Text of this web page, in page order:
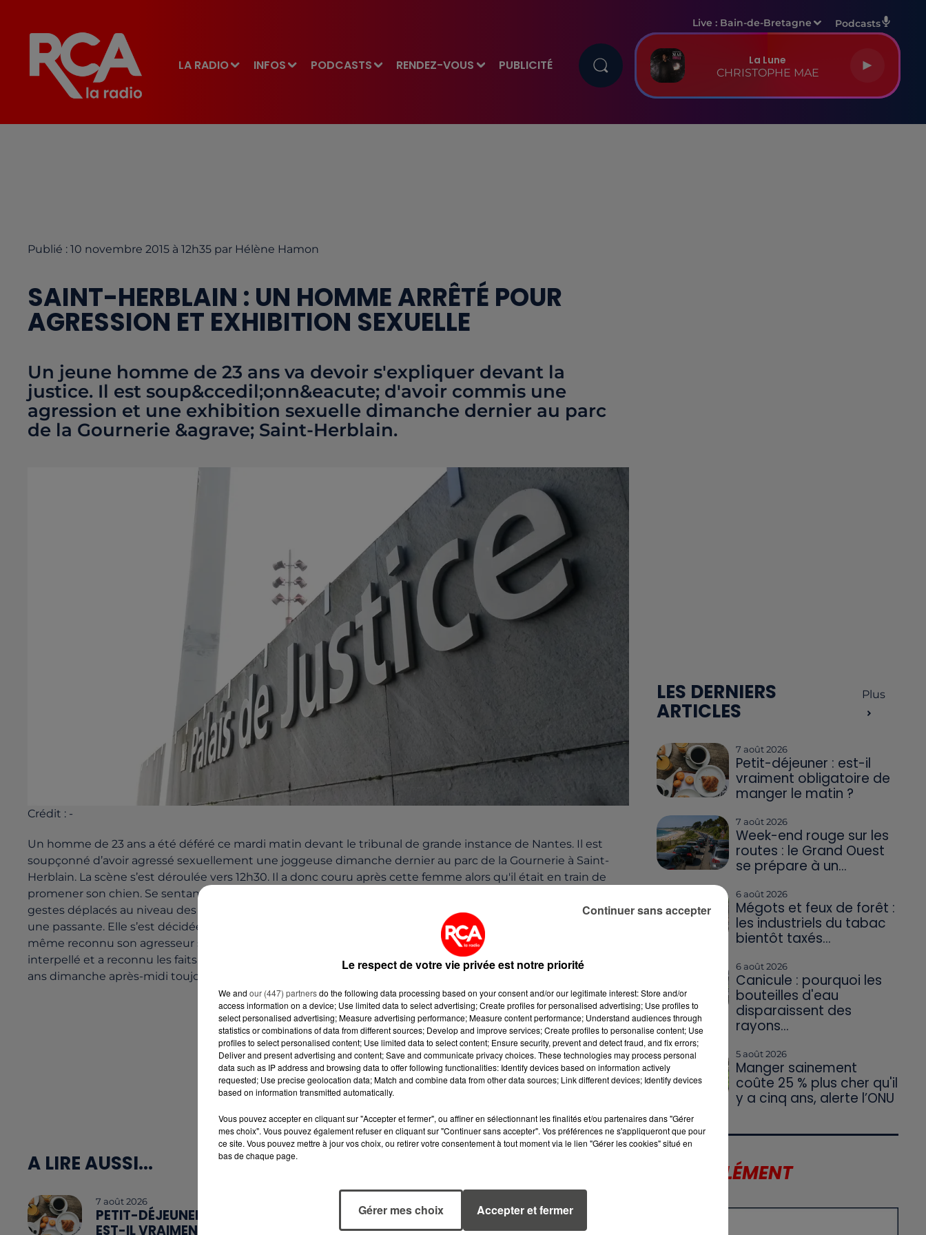
LA RADIO INFOS PODCASTS RENDEZ-VOUS PUBLICITÉ
Live : Bain-de-Bretagne Podcasts
La Lune
CHRISTOPHE MAE
Publié : 10 novembre 2015 à 12h35 par Hélène Hamon
SAINT-HERBLAIN : UN HOMME ARRÊTÉ POUR
AGRESSION ET EXHIBITION SEXUELLE
Un jeune homme de 23 ans va devoir s'expliquer devant la
justice. Il est soup&ccedil;onn&eacute; d'avoir commis une
agression et une exhibition sexuelle dimanche dernier au parc
de la Gournerie &agrave; Saint-Herblain.
Crédit : -
Un homme de 23 ans a été déféré ce mardi matin devant le tribunal de grande instance de Nantes. Il est
soupçonné d’avoir agressé sexuellement une joggeuse dimanche dernier au parc de la Gournerie à Saint-
Herblain. La scène s’est déroulée vers 12h30. Il a donc couru après cette femme alors qu'il était en train de
promener son chien. Se sentant suivie, la victime a accéléré sa course, mais l’individu l’a rattrapée. Il a eu des
gestes déplacés au niveau des fesses et de la poitrine de cette femme. Cette dernière a été recueillie par
une passante. Elle s’est décidée à porter plainte ce lundi matin au commissariat de Saint-Herblain. Elle a
même reconnu son agresseur sur des clichés présentés par les policiers. Le jeune homme, sans emploi, a été
interpellé et a reconnu les faits. Il lui était également reproché de s’être exhibé devant une jeune fille de 14
ans dimanche après-midi toujours dans ce parc.
A LIRE AUSSI...
7 août 2026
PETIT-DÉJEUNER :
EST-IL VRAIMENT
WEEK-END
ROUGE SUR LES
MÉGOTS ET FEUX
DE FORÊT : LES
LES DERNIERS
ARTICLES
Plus
7 août 2026
Petit-déjeuner : est-il
vraiment obligatoire de
manger le matin ?
7 août 2026
Week-end rouge sur les
routes : le Grand Ouest
se prépare à un...
6 août 2026
Mégots et feux de forêt :
les industriels du tabac
bientôt taxés...
6 août 2026
Canicule : pourquoi les
bouteilles d'eau
disparaissent des
rayons...
5 août 2026
Manger sainement
coûte 25 % plus cher qu'il
y a cinq ans, alerte l’ONU
LE SUPPLÉMENT
Le respect de votre vie privée est notre priorité
We and our (447) partnersdo the following data processing based on your consent and/or our legitimate interest: Store and/or
access information on a device; Use limited data to select advertising; Create profiles for personalised advertising; Use profiles to
select personalised advertising; Measure advertising performance; Measure content performance; Understand audiences through
statistics or combinations of data from different sources; Develop and improve services; Create profiles to personalise content; Use
profiles to select personalised content; Use limited data to select content; Ensure security, prevent and detect fraud, and fix errors;
Deliver and present advertising and content; Save and communicate privacy choices. These technologies may process personal
data such as IP address and browsing data to offer following functionalities: Identify devices based on information actively
requested; Use precise geolocation data; Match and combine data from other data sources; Link different devices; Identify devices
based on information transmitted automatically.
Vous pouvez accepter en cliquant sur "Accepter et fermer", ou affiner en sélectionnant les finalités et/ou partenaires dans "Gérer
mes choix". Vous pouvez également refuser en cliquant sur "Continuer sans accepter". Vos préférences ne s'appliqueront que pour
ce site. Vous pouvez mettre à jour vos choix, ou retirer votre consentement à tout moment via le lien "Gérer les cookies" situé en
bas de chaque page.
Gérer mes choix Accepter et fermer
Continuer sans accepter